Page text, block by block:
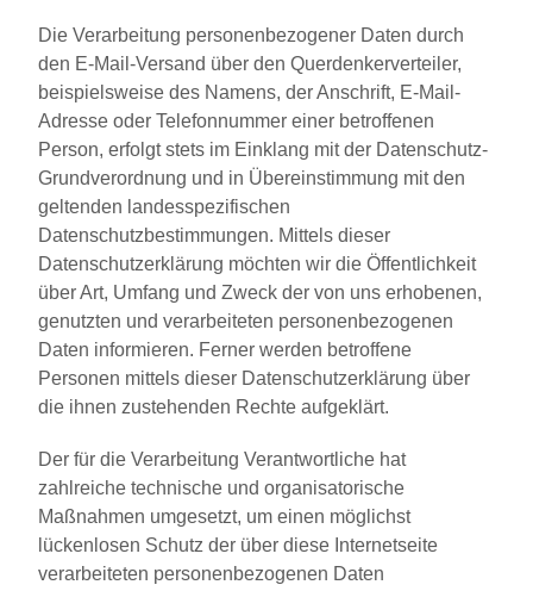
Die Verarbeitung personenbezogener Daten durch
den E-Mail-Versand über den Querdenkerverteiler,
beispielsweise des Namens, der Anschrift, E-Mail-
Adresse oder Telefonnummer einer betroffenen
Person, erfolgt stets im Einklang mit der Datenschutz-
Grundverordnung und in Übereinstimmung mit den
geltenden landesspezifischen
Datenschutzbestimmungen. Mittels dieser
Datenschutzerklärung möchten wir die Öffentlichkeit
über Art, Umfang und Zweck der von uns erhobenen,
genutzten und verarbeiteten personenbezogenen
Daten informieren. Ferner werden betroffene
Personen mittels dieser Datenschutzerklärung über
die ihnen zustehenden Rechte aufgeklärt.
Der für die Verarbeitung Verantwortliche hat
zahlreiche technische und organisatorische
Maßnahmen umgesetzt, um einen möglichst
lückenlosen Schutz der über diese Internetseite
verarbeiteten personenbezogenen Daten